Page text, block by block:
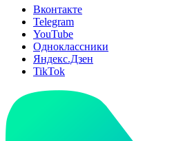
Вконтакте
Telegram
YouTube
Одноклассники
Яндекс.Дзен
TikTok